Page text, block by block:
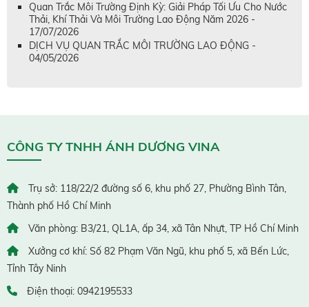
Quan Trắc Môi Trường Định Kỳ: Giải Pháp Tối Ưu Cho Nước
Thải, Khí Thải Và Môi Trường Lao Động Năm 2026 -
17/07/2026
DỊCH VỤ QUAN TRẮC MÔI TRƯỜNG LAO ĐỘNG -
04/05/2026
CÔNG TY TNHH ÁNH DƯƠNG VINA
Trụ sở: 118/22/2 đường số 6, khu phố 27, Phường Bình Tân,
Thành phố Hồ Chí Minh
Văn phòng: B3/21, QL1A, ấp 34, xã Tân Nhựt, TP Hồ Chí Minh
Xưởng cơ khí: Số 82 Phạm Văn Ngũ, khu phố 5, xã Bến Lức,
Tỉnh Tây Ninh
Điện thoại: 0942195533